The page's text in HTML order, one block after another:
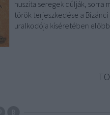
huszita seregek dúlják, sorra
török terjeszkedése a
uralkodója kíséretében